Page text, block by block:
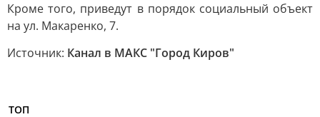
Кроме того, приведут в порядок социальный объект
на ул. Макаренко, 7.
Источник: Канал в МАКС "Город Киров"
ТОП